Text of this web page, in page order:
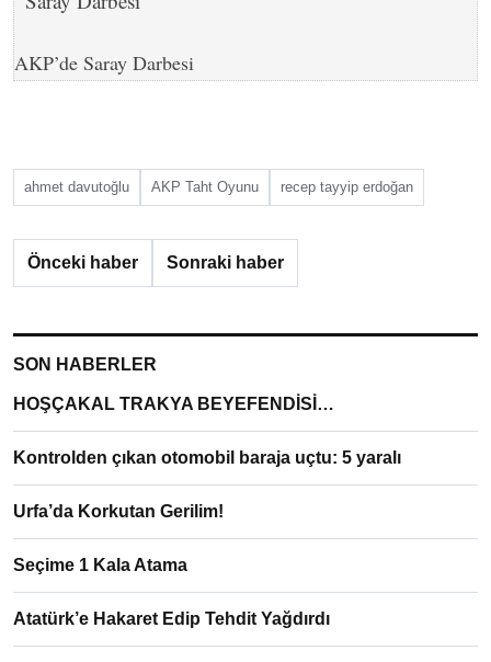
AKP’de Saray Darbesi
ahmet davutoğlu AKP Taht Oyunu recep tayyip erdoğan
Önceki haber Sonraki haber
SON HABERLER
HOŞÇAKAL TRAKYA BEYEFENDİSİ…
Kontrolden çıkan otomobil baraja uçtu: 5 yaralı
Urfa’da Korkutan Gerilim!
Seçime 1 Kala Atama
Atatürk’e Hakaret Edip Tehdit Yağdırdı